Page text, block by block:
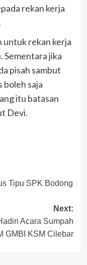
rekan kerja
untuk rekan kerja
Sementara jika
pisah sambut
boleh saja
itu batasan
Devi.
Tipu SPK Bodong
Next:
Acara Sumpah
GMBI KSM Cilebar